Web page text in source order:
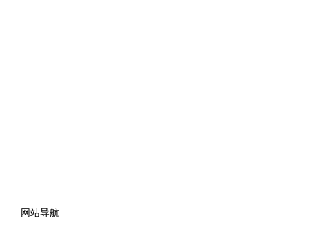
网站导航